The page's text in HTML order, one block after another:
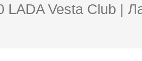
LADA Vesta Club |